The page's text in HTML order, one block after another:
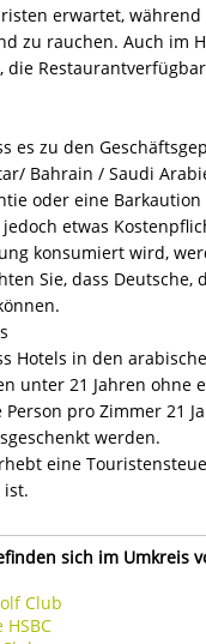
erwartet,
zu rauchen. Auch im
die
es zu den
Bahrain / Saudi
oder eine
etwas
konsumiert wird,
Sie, dass
Hotels in den
unter 21 Jahren ohne
pro Zimmer 21
werden.
eine
ist.
sich im Umkreis
Club